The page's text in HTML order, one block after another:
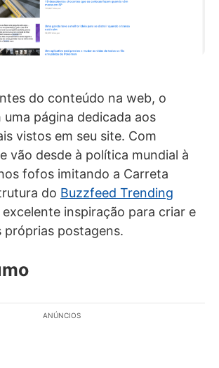
do conteúdo na web, o
página dedicada aos
vistos em seu site. Com
vão desde à política mundial à
fofos imitando a Carreta
do Buzzfeed Trending
inspiração para criar e
próprias postagens.
ANÚNCIOS